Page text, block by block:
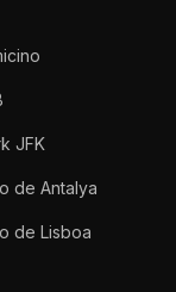
JFK
de Antalya
de Lisboa